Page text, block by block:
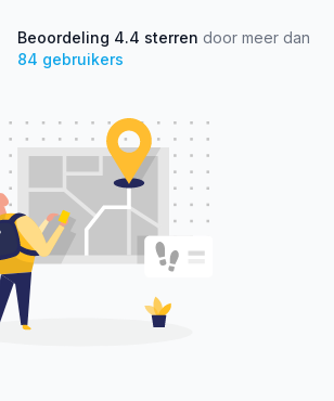
Beoordeling 4.4 sterren door meer dan
84 gebruikers